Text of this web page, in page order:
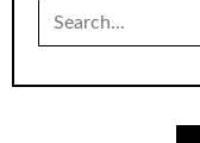
Search